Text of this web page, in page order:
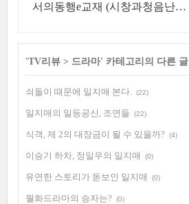
서의동행e교재 (시창과청음난해
'TV리뷰 > 드라마' 카테고리의 다른 글
쇠돌이 때문에 일지매 본다. (22)
일지매의 일등공신, 조연들 (22)
식객, 제 2의 대장금이 될 수 있을까? (4)
이승기 하차, 정일우의 일지매 (0)
유연한 스토리가 돋보인 일지매 (0)
월화드라마의 승자는? (0)